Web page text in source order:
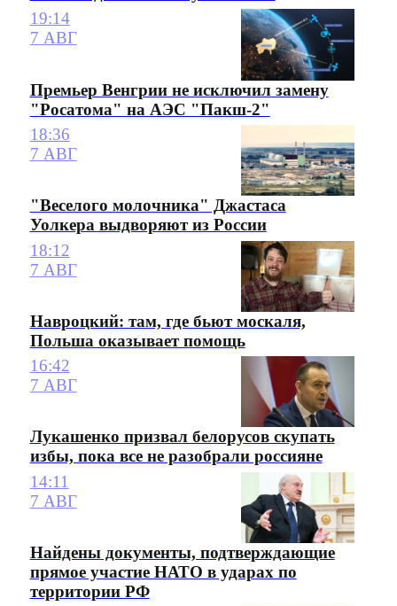
19:14
7 АВГ
Премьер Венгрии не исключил замену
"Росатома" на АЭС "Пакш-2"
18:36
7 АВГ
"Веселого молочника" Джастаса
Уолкера выдворяют из России
18:12
7 АВГ
Навроцкий: там, где бьют москаля,
Польша оказывает помощь
16:42
7 АВГ
Лукашенко призвал белорусов скупать
избы, пока все не разобрали россияне
14:11
7 АВГ
Найдены документы, подтверждающие
прямое участие НАТО в ударах по
территории РФ